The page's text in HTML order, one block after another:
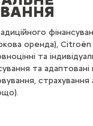
оренда),
та
та адаптовані